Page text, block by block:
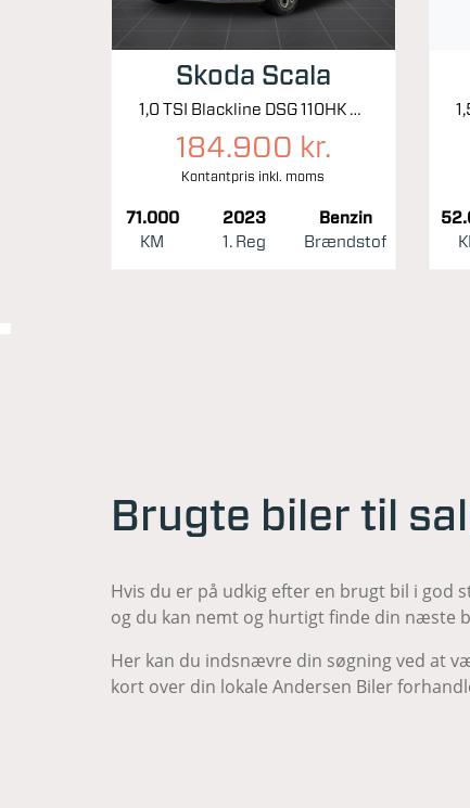
Skoda Scala
1,0 TSI Blackline DSG 110HK 5d 7g Aut.
184.900 kr.
Kontantpris inkl. moms
71.000
KM
2023
1. Reg
Benzin
Brændstof
Brugte biler til
Hvis du er på udkig efter en brugt bil i god
og du kan nemt og hurtigt finde din næste
Her kan du indsnævre din søgning ved at
kort over din lokale Andersen Biler